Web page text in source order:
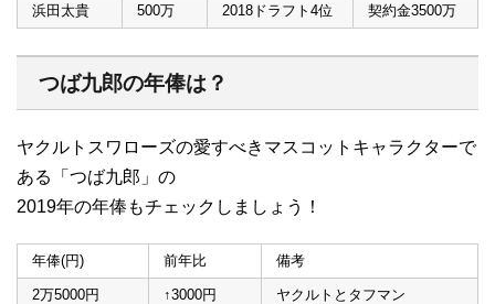
浜田太貴 500万 2018ドラフト4位 契約金3500万
つば九郎の年俸は？
ヤクルトスワローズの愛すべきマスコットキャラクターで
ある「つば九郎」の
2019年の年俸もチェックしましょう！
年俸(円) 前年比 備考
2万5000円 ↑3000円
ヤクルトとタフマン